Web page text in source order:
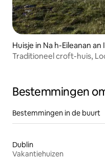
Huisje in Na h-Eileanan an
Traditioneel croft-huis,
Bestemmingen
Bestemmingen in de buurt
Dublin
Vakantiehuizen